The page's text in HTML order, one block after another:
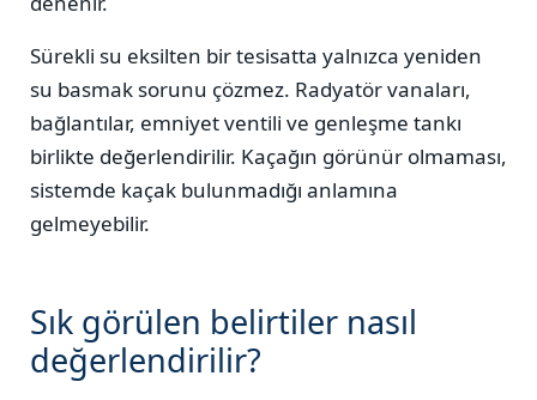
Sürekli su eksilten bir tesisatta yalnızca yeniden
su basmak sorunu çözmez. Radyatör vanaları,
bağlantılar, emniyet ventili ve genleşme tankı
birlikte değerlendirilir. Kaçağın görünür olmaması,
sistemde kaçak bulunmadığı anlamına
gelmeyebilir.
Sık görülen belirtiler nasıl
değerlendirilir?